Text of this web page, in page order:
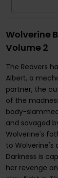
Wolverine
Volume 2
The Reavers
Albert, a
partner, the
of the
body-
and savaged
Wolverine's
to Wolverine's
Darkness is
her revenge